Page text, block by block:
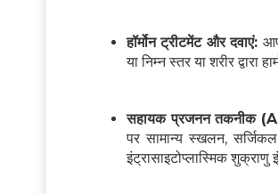
हॉर्मोन ट्रीटमेंट और दवाएं:
या निम्न स्तर या शरीर
सहायक प्रजनन
पर सामान्य स्खलन,
इंट्रासाइटोप्लास्मिक